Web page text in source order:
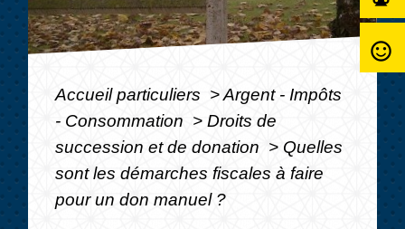
Accueil particuliers >Argent - Impôts
- Consommation > Droits de
succession et de donation > Quelles
sont les démarches fiscales à faire
pour un don manuel ?
sentiment_satisfied_alt